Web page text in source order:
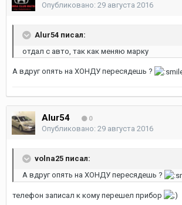
Опубликовано: 29 августа 2016
Alur54 писал:
отдал с авто, так как меняю марку
А вдруг опять на ХОНДУ пересядешь ?
Alur54 0
Опубликовано: 29 августа 2016
volna25 писал:
А вдруг опять на ХОНДУ пересядешь ?
телефон записал к кому перешел прибор